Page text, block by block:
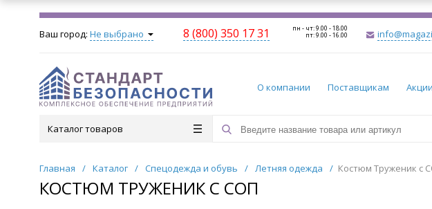
Ваш город: Не выбрано 8 (800) 350 17 31 пн - чт: 9.00 - 18.00
пт: 9.00 - 16.00
О компании Поставщикам Акции
Каталог товаров
Главная / Каталог / Спецодежда и обувь / Летняя одежда / Костюм Труженик с
КОСТЮМ ТРУЖЕНИК С СОП